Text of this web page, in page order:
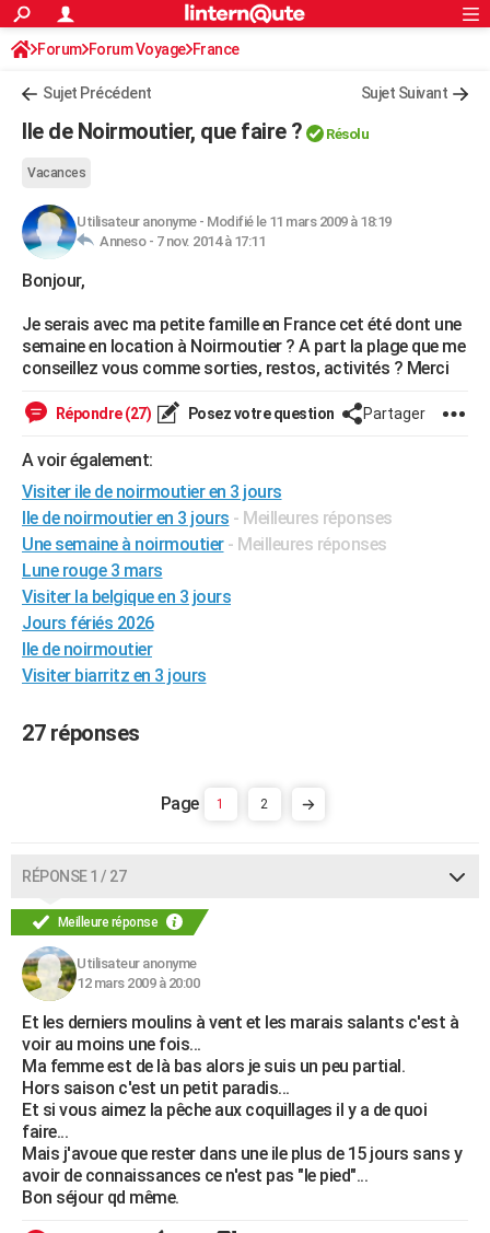
ACTUALITÉS
Politique
Société
Faits Divers
Education
Monde
Villes
+
AUTO
Essais
Réserver un essai
Citadines
Berlines
SUV
Forum auto
+HIGH-TECH
Mobiles
Meilleur smartphone
Internet
Ordinateurs
Jeux vidéo
Guide high-tech
+BRICOLAGE
Forum
Aménagement intérieur
Extérieur
Cuisine
Salle de bains
Jardinage
Rangement
WEEK-END
Guides de France
Escapades
Patrimoine
Expositions
Musées
Week-end nature
+
Art de vivre
Bien-être
Loisirs
Mode
Modes de vie
SANTE
Alimentation
Guide de la santé
Maladies
Médicaments
Sommeil
Destinations
City break
Voyage nature
Voyage de noces
Forum
Climat
+PHOTO
GUIDES D'ACHAT
BONS PLANS
CARTE DE VOEUX
Carte de Noël
Carte Bonne année
Carte Saint-Valentin
Carte Pâques
Carte d'anniversaire
Dictionnaire
Biographies
Citations
Expressions
Proverbes
PROGRAMME TV
FORUM
Bricolage
Lifestyle
Culture
Sport
Auto
Television
Voyage
Cinema
S'inscrire
Connexion
Forum Forum Voyage France
Sujet Précédent Sujet Suivant
Ile de Noirmoutier, que faire ? Résolu
Vacances
Utilisateur anonyme- Modifié le 11 mars 2009 à 18:19
Anneso - 7 nov. 2014 à 17:11
Bonjour,
Je serais avec ma petite famille en France cet été dont une
semaine en location à Noirmoutier ? A part la plage que me
conseillez vous comme sorties, restos, activités ? Merci
Répondre (27) Posez votre question Partager
A voir également:
Visiter ile de noirmoutier en 3 jours
Ile de noirmoutier en 3 jours - Meilleures réponses
Une semaine à noirmoutier - Meilleures réponses
Lune rouge 3 mars
Visiter la belgique en 3 jours
Jours fériés 2026
Ile de noirmoutier
Visiter biarritz en 3 jours
27 réponses
1 2
RÉPONSE 1 / 27
Meilleure réponse
Utilisateur anonyme
12 mars 2009 à 20:00
Et les derniers moulins à vent et les marais salants c'est à
voir au moins une fois...
Ma femme est de là bas alors je suis un peu partial.
Hors saison c'est un petit paradis...
Et si vous aimez la pêche aux coquillages il y a de quoi
faire...
Mais j'avoue que rester dans une ile plus de 15 jours sans y
avoir de connaissances ce n'est pas "le pied"...
Bon séjour qd même.